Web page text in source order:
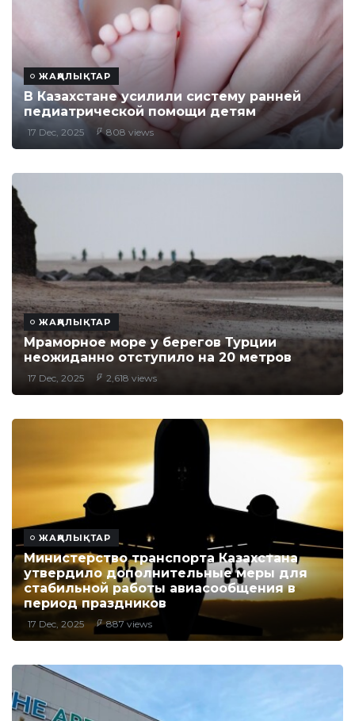
ЖАҢАЛЫҚТАР
В Казахстане усилили систему ранней
педиатрической помощи детям
17 Dec, 2025 808 views
ЖАҢАЛЫҚТАР
Мраморное море у берегов Турции
неожиданно отступило на 20 метров
17 Dec, 2025 2,618 views
ЖАҢАЛЫҚТАР
Министерство транспорта Казахстана
утвердило дополнительные меры для
стабильной работы авиасообщения в
период праздников
17 Dec, 2025 887 views